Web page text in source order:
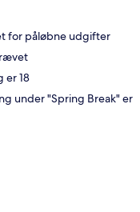
for påløbne udgifter
er 18
under "Spring Break" er